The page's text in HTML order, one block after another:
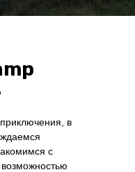
в
с